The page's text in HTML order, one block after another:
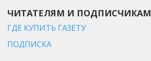
ЧИТАТЕЛЯМ И ПОДПИСЧИКАМ
ГДЕ КУПИТЬ ГАЗЕТУ
ПОДПИСКА